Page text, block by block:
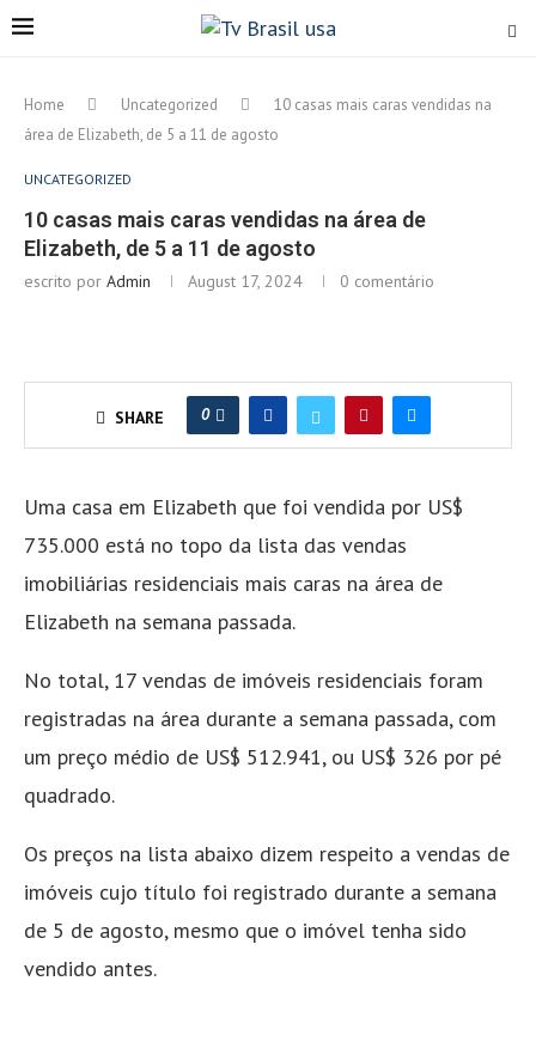
Home Uncategorized
10 casas mais caras vendidas na
área de Elizabeth, de 5 a 11 de agosto
UNCATEGORIZED
10 casas mais caras vendidas na área de
Elizabeth, de 5 a 11 de agosto
escrito por Admin August 17, 2024 0 comentário
SHARE 0
Uma casa em Elizabeth que foi vendida por US$
735.000 está no topo da lista das vendas
imobiliárias residenciais mais caras na área de
Elizabeth na semana passada.
No total, 17 vendas de imóveis residenciais foram
registradas na área durante a semana passada, com
um preço médio de US$ 512.941, ou US$ 326 por pé
quadrado.
Os preços na lista abaixo dizem respeito a vendas de
imóveis cujo título foi registrado durante a semana
de 5 de agosto, mesmo que o imóvel tenha sido
vendido antes.